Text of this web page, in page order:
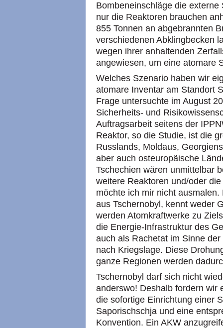
Bombeneinschläge die
nur die Reaktoren brauchen
855 Tonnen an abgebrannten
verschiedenen Abklingbecken
wegen ihrer anhaltenden
angewiesen, um eine atomare
Welches Szenario haben wir
atomare Inventar am Standort
Frage untersuchte im August
Sicherheits- und
Auftragsarbeit seitens der
Reaktor, so die Studie, ist die
Russlands, Moldaus,
aber auch osteuropäische
Tschechien wären unmittelbar
weitere Reaktoren und/oder
möchte ich mir nicht
aus Tschernobyl, kennt weder
werden Atomkraftwerke zu
die Energie-Infrastruktur des
auch als Rachetat im Sinne
nach Kriegslage. Diese
ganze Regionen werden
Tschernobyl darf sich nicht
anderswo! Deshalb fordern wir
die sofortige Einrichtung einer
Saporischschja und eine
Konvention. Ein AKW